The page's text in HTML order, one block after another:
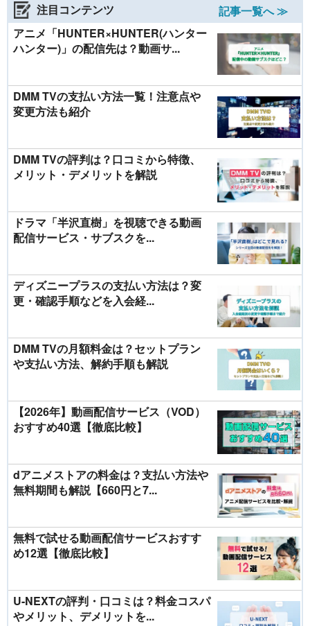
注目コンテンツ
記事一覧へ ≫
アニメ「HUNTER×HUNTER(ハンター
ハンター)」の配信先は？動画サ...
DMM TVの支払い方法一覧！注意点や
変更方法も紹介
DMM TVの評判は？口コミから特徴、
メリット・デメリットを解説
ドラマ「半沢直樹」を視聴できる動画
配信サービス・サブスクを...
ディズニープラスの支払い方法は？変
更・確認手順などを入会経...
DMM TVの月額料金は？セットプラン
や支払い方法、解約手順も解説
【2026年】動画配信サービス（VOD）
おすすめ40選【徹底比較】
dアニメストアの料金は？支払い方法や
無料期間も解説【660円と7...
無料で試せる動画配信サービスおすす
め12選【徹底比較】
U-NEXTの評判・口コミは？料金コスパ
やメリット、デメリットを...